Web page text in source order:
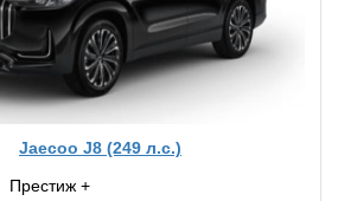
Jaecoo J8 (249 л.с.)
Престиж +